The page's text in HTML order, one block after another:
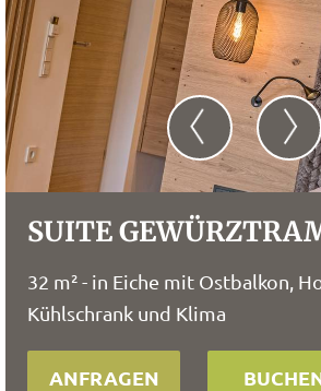
SUITE
32 m² - in Eiche mit Ostbalkon,
Kühlschrank und Klima
ANFRAGEN